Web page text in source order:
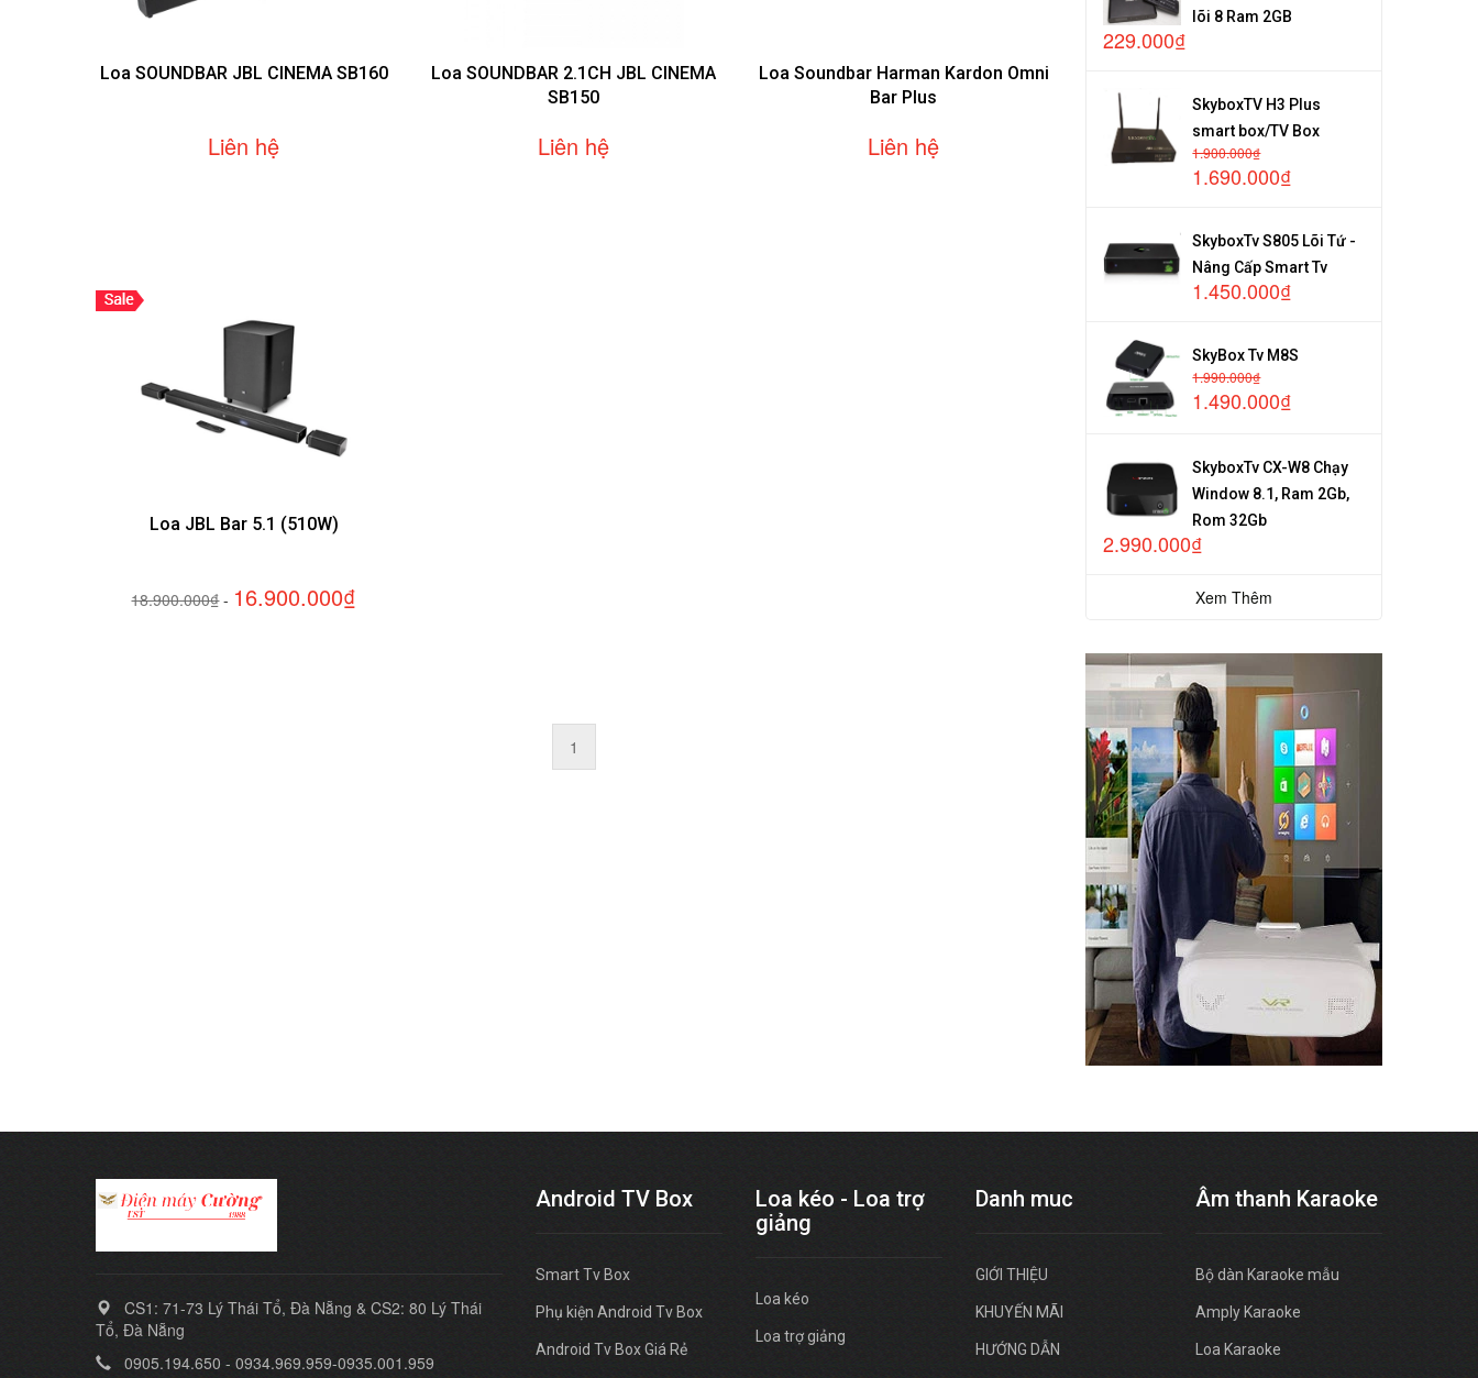
Loa SOUNDBAR JBL CINEMA SB160
Liên hệ
Loa SOUNDBAR 2.1CH JBL CINEMA
SB150
Liên hệ
Loa Soundbar Harman Kardon Omni
Bar Plus
Liên hệ
Loa JBL Bar 5.1 (510W)
18.900.000₫- 16.900.000₫
1
lõi 8 Ram 2GB
229.000₫
SkyboxTV H3 Plus
smart box/TV Box
1.900.000₫
1.690.000₫
SkyboxTv S805 Lõi Tứ -
Nâng Cấp Smart Tv
1.450.000₫
SkyBox Tv M8S
1.990.000₫
1.490.000₫
SkyboxTv CX-W8 Chạy
Window 8.1, Ram 2Gb,
Rom 32Gb
2.990.000₫
Xem Thêm
CS1: 71-73 Lý Thái Tổ, Đà Nẵng & CS2: 80 Lý Thái
Tổ, Đà Nẵng
0905.194.650 - 0934.969.959-0935.001.959
Android TV Box
Smart Tv Box
Phụ kiện Android Tv Box
Android Tv Box Giá Rẻ
Loa kéo - Loa trợ
giảng
Loa kéo
Loa trợ giảng
Danh muc
GIỚI THIỆU
KHUYẾN MÃI
HƯỚNG DẪN
Âm thanh Karaoke
Bộ dàn Karaoke mẫu
Amply Karaoke
Loa Karaoke